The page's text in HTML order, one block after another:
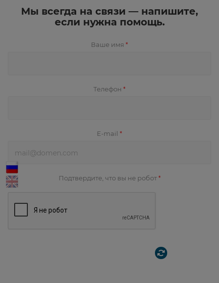
Мы всегда на связи — напишите,
если нужна помощь.
Ваше имя *
Телефон *
E-mail *
Подтвердите, что вы не робот *